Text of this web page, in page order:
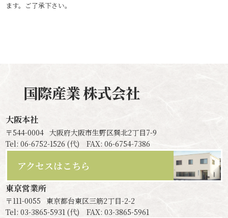
ます。ご了承下さい。
国際産業株式会社
大阪本社
〒544-0004 大阪府大阪市生野区巽北2丁目7-9
Tel: 06-6752-1526 (代) FAX: 06-6754-7386
アクセスはこちら
東京営業所
〒111-0055
東京都台東区三筋2丁目-2-2
Tel: 03-3865-5931 (代) FAX: 03-3865-5961